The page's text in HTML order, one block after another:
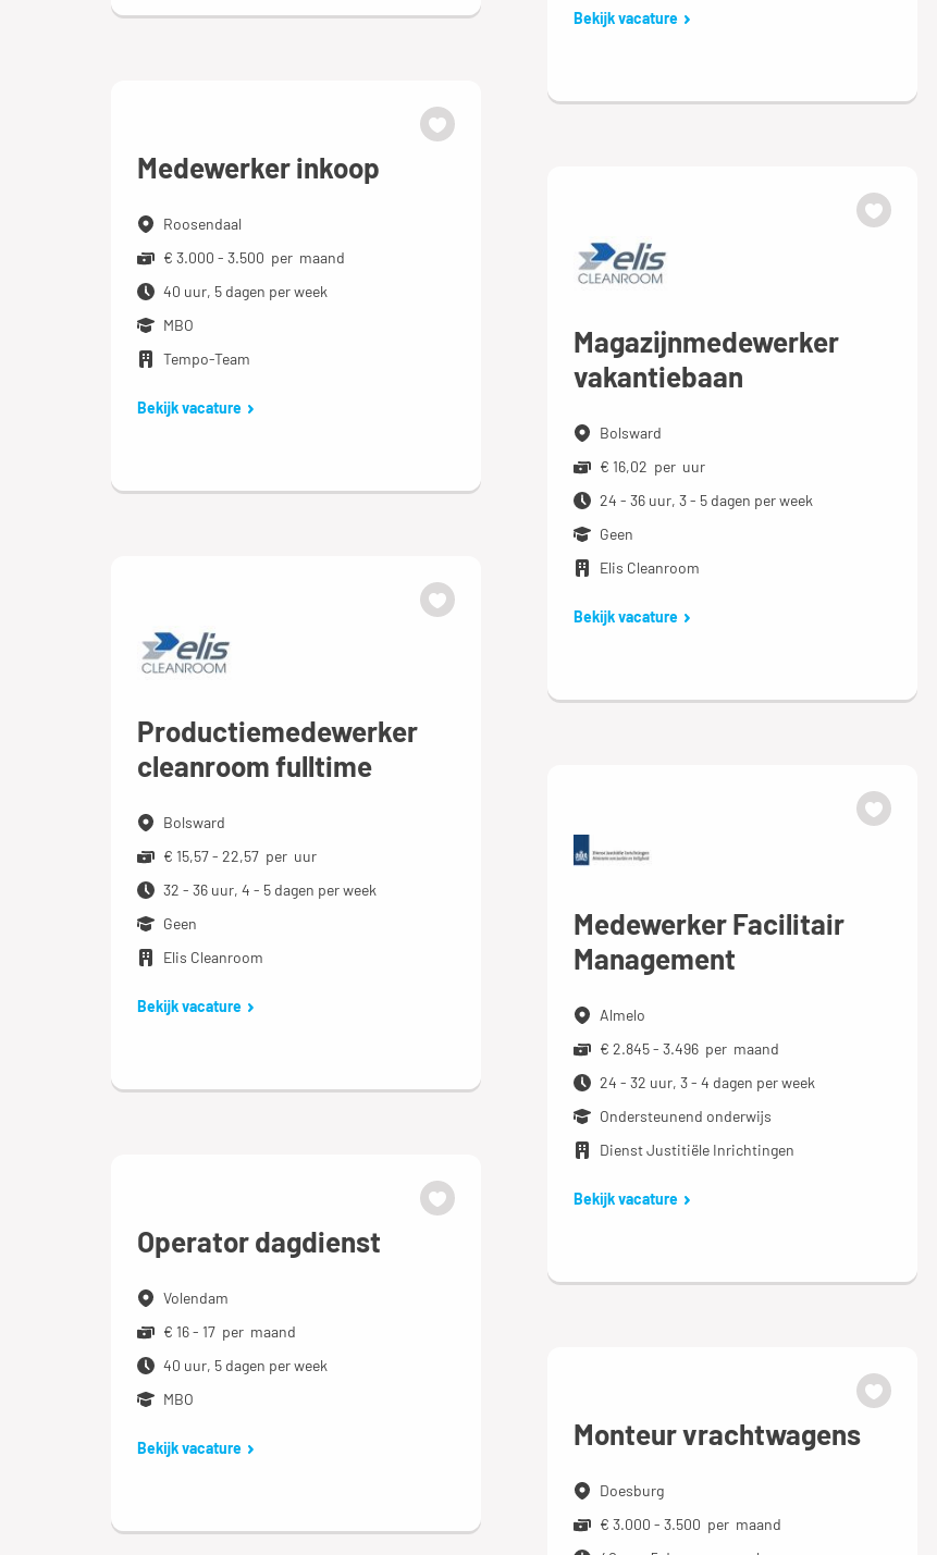
Bekijk vacature
Medewerker inkoop
Roosendaal
€ 3.000 - 3.500 per maand
40 uur, 5 dagen per week
MBO
Tempo-Team
Bekijk vacature
Magazijnmedewerker
vakantiebaan
Bolsward
€ 16,02 per uur
24 - 36 uur, 3 - 5 dagen per week
Geen
Elis Cleanroom
Bekijk vacature
Productiemedewerker
cleanroom fulltime
Bolsward
€ 15,57 - 22,57 per uur
32 - 36 uur, 4 - 5 dagen per week
Geen
Elis Cleanroom
Bekijk vacature
Medewerker Facilitair
Management
Almelo
€ 2.845 - 3.496 per maand
24 - 32 uur, 3 - 4 dagen per week
Ondersteunend onderwijs
Dienst Justitiële Inrichtingen
Bekijk vacature
Operator dagdienst
Volendam
€ 16 - 17 per maand
40 uur, 5 dagen per week
MBO
Bekijk vacature Monteur vrachtwagens
Doesburg
€ 3.000 - 3.500 per maand